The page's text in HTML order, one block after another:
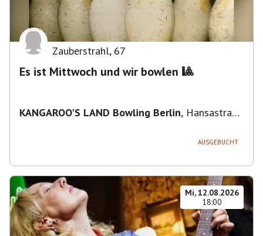
Zauberstrahl, 67
Es ist Mittwoch und wir bowlen 🎱
KANGAROO'S LAND Bowling Berlin, Hansastraße
AUSGEBUCHT
Mi, 12.08.2026
18:00